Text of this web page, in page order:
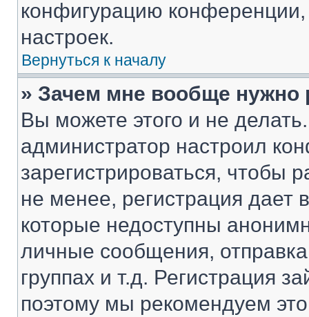
конфигурацию
настроек.
Вернуться к началу
» Зачем мне вообще нужно
Вы можете этого и не
администратор настроил
зарегистрироваться, чтобы
не менее, регистрация
которые недоступны
личные сообщения,
группах и т.д. Регистрация
поэтому мы рекомендуем